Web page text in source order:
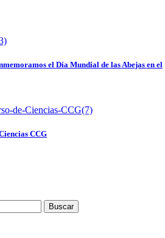
el Día Mundial de las Abejas en el
CCG